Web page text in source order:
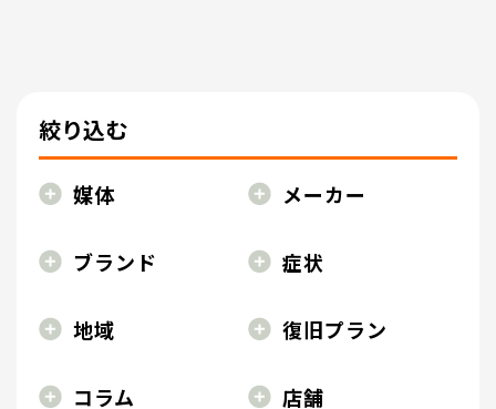
絞り込む
媒体 メーカー
ブランド 症状
地域 復旧プラン
コラム 店舗